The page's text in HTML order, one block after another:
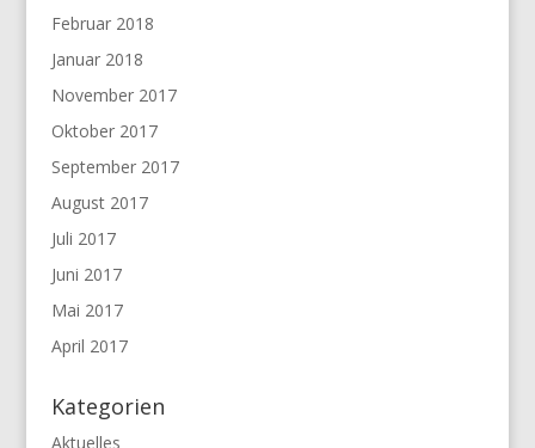
Februar 2018
Januar 2018
November 2017
Oktober 2017
September 2017
August 2017
Juli 2017
Juni 2017
Mai 2017
April 2017
Kategorien
Aktuelles